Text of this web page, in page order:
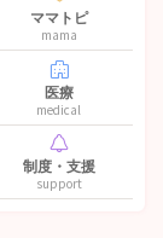
ママトピ
mama
医療
medical
制度・支援
support